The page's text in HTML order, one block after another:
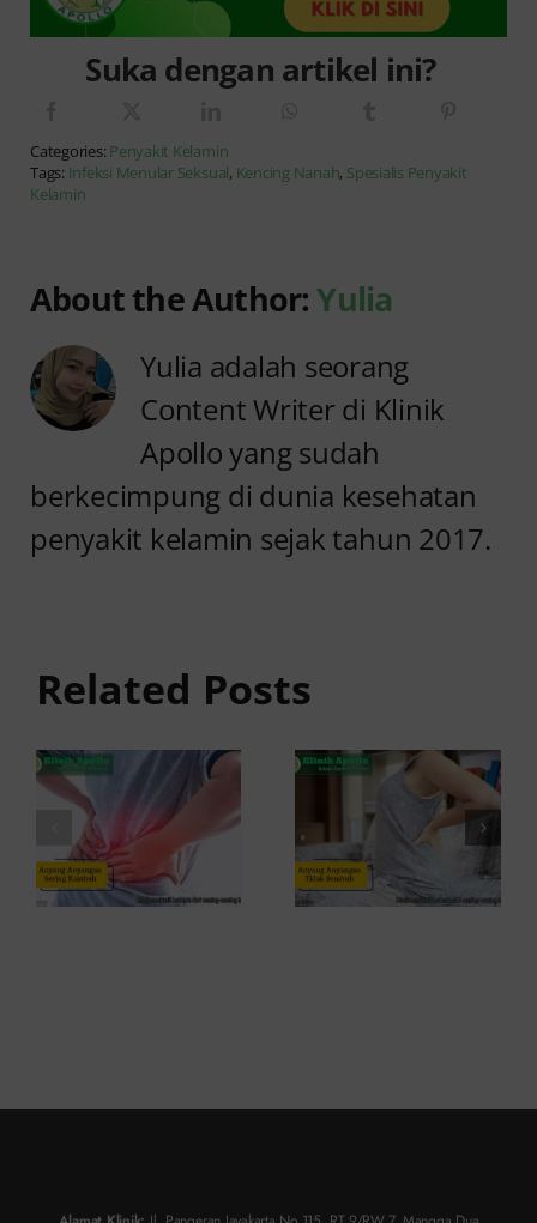
Suka dengan artikel ini?
Categories: Penyakit Kelamin
Tags: Infeksi Menular Seksual, Kencing Nanah, Spesialis Penyakit
Kelamin
About the Author:Yulia
Yulia adalah seorang
Content Writer di Klinik
Apollo yang sudah
berkecimpung di dunia kesehatan
penyakit kelamin sejak tahun 2017.
Related Posts
Penyebab
Sering
Kambuh
dan Cara
Atasinya
Anyang
Penyebab
dan
Solusinya